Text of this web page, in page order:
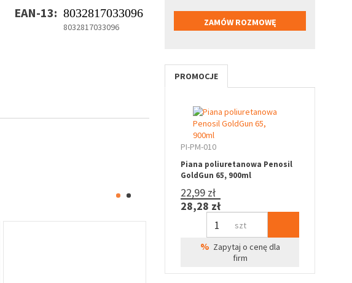
EAN-13: 8032817033096
8032817033096
PROMOCJE
PI-PM-010
Piana poliuretanowa Penosil
GoldGun 65, 900ml
22,99 zł
28,28 zł
szt
% Zapytaj o cenę dla
firm